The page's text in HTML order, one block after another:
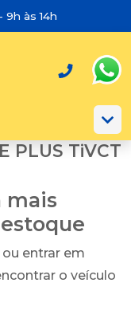
9h às 14h
PLUS TiVCT
mais
entrar em
o veículo